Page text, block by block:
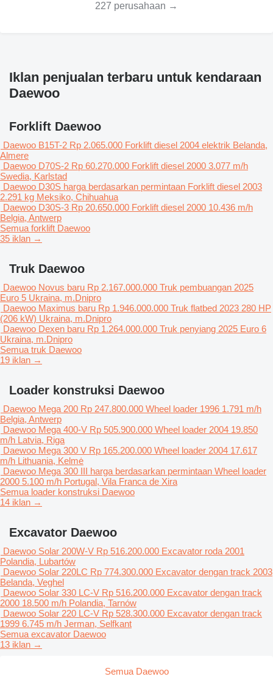
227 perusahaan →
Iklan penjualan terbaru untuk kendaraan
Daewoo
Forklift Daewoo
Daewoo B15T-2 Rp 2.065.000 Forklift diesel 2004 elektrik Belanda,
Almere
Daewoo D70S-2 Rp 60.270.000 Forklift diesel 2000 3.077 m/h
Swedia, Karlstad
Daewoo D30S harga berdasarkan permintaan Forklift diesel 2003
2.291 kg Meksiko, Chihuahua
Daewoo D30S-3 Rp 20.650.000 Forklift diesel 2000 10.436 m/h
Belgia, Antwerp
Semua forklift Daewoo
35 iklan →
Truk Daewoo
Daewoo Novus baru Rp 2.167.000.000 Truk pembuangan 2025
Euro 5 Ukraina, m.Dnipro
Daewoo Maximus baru Rp 1.946.000.000 Truk flatbed 2023 280 HP
(206 kW) Ukraina, m.Dnipro
Daewoo Dexen baru Rp 1.264.000.000 Truk penyiang 2025 Euro 6
Ukraina, m.Dnipro
Semua truk Daewoo
19 iklan →
Loader konstruksi Daewoo
Daewoo Mega 200 Rp 247.800.000 Wheel loader 1996 1.791 m/h
Belgia, Antwerp
Daewoo Mega 400-V Rp 505.900.000 Wheel loader 2004 19.850
m/h Latvia, Riga
Daewoo Mega 300 V Rp 165.200.000 Wheel loader 2004 17.617
m/h Lithuania, Kelmė
Daewoo Mega 300 III harga berdasarkan permintaan Wheel loader
2000 5.100 m/h Portugal, Vila Franca de Xira
Semua loader konstruksi Daewoo
14 iklan →
Excavator Daewoo
Daewoo Solar 200W-V Rp 516.200.000 Excavator roda 2001
Polandia, Lubartów
Daewoo Solar 220LC Rp 774.300.000 Excavator dengan track 2003
Belanda, Veghel
Daewoo Solar 330 LC-V Rp 516.200.000 Excavator dengan track
2000 18.500 m/h Polandia, Tarnów
Daewoo Solar 220 LC-V Rp 528.300.000 Excavator dengan track
1999 6.745 m/h Jerman, Selfkant
Semua excavator Daewoo
13 iklan →
Semua Daewoo